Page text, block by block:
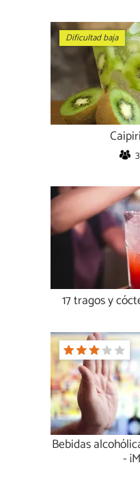
Dificultad baja
3
17 tragos y
Bebidas
-